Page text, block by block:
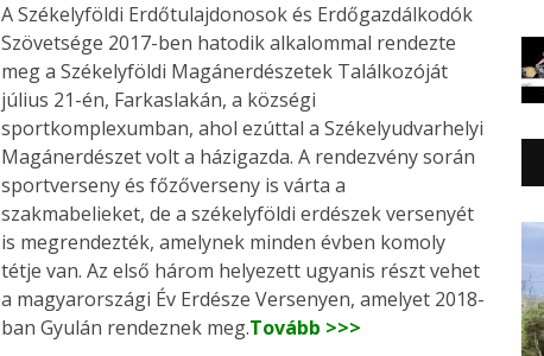
A Székelyföldi Erdőtulajdonosok és Erdőgazdálkodók
Szövetsége 2017-ben hatodik alkalommal rendezte
meg a Székelyföldi Magánerdészetek Találkozóját
július 21-én, Farkaslakán, a községi
sportkomplexumban, ahol ezúttal a Székelyudvarhelyi
Magánerdészet volt a házigazda. A rendezvény során
sportverseny és főzőverseny is várta a
szakmabelieket, de a székelyföldi erdészek versenyét
is megrendezték, amelynek minden évben komoly
tétje van. Az első három helyezett ugyanis részt vehet
a magyarországi Év Erdésze Versenyen, amelyet 2018-
ban Gyulán rendeznek meg.Tovább >>>